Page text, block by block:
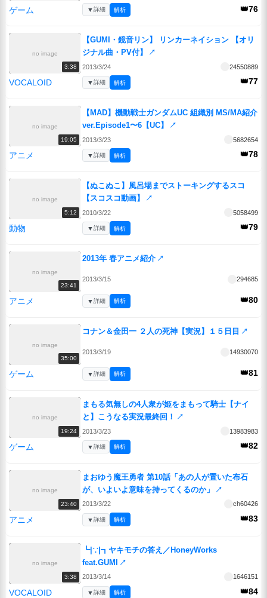
ゲーム 👑76
▼詳細 解析
no image
3:38
【GUMI・鏡音リン】 リンカーネイション 【オリ
ジナル曲・PV付】
↗
2013/3/24 24550889
VOCALOID 👑77
▼詳細 解析
no image
19:05
【MAD】機動戦士ガンダムUC 組織別 MS/MA紹介
ver.Episode1〜6【UC】
↗
2013/3/23 5682654
アニメ 👑78
▼詳細 解析
no image
5:12
【ぬこぬこ】風呂場までストーキングするスコ
【スコスコ動画】
↗
2010/3/22 5058499
動物 👑79
▼詳細 解析
no image
23:41
2013年 春アニメ紹介 ↗
2013/3/15 294685
アニメ 👑80
▼詳細 解析
no image
35:00
コナン＆金田一 ２人の死神【実況】１５日目 ↗
2013/3/19 14930070
ゲーム 👑81
▼詳細 解析
no image
19:24
まもる気無しの4人衆が姫をまもって騎士【ナイ
と】こうなる実況最終回！
↗
2013/3/23 13983983
ゲーム 👑82
▼詳細 解析
no image
23:40
まおゆう魔王勇者 第10話「あの人が置いた布石
が、いよいよ意味を持ってくるのか」
↗
2013/3/22 ch60426
アニメ 👑83
▼詳細 解析
no image
3:38
┗|∵|┓ヤキモチの答え／HoneyWorks
feat.GUMI
↗
2013/3/14 1646151
VOCALOID 👑84
▼詳細 解析